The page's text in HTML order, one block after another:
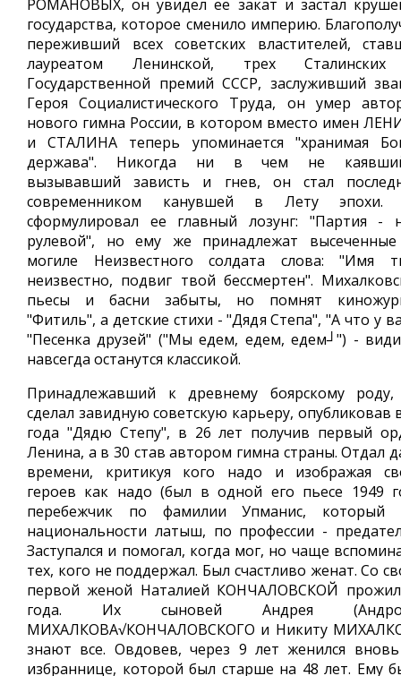
РОМАНОВЫХ, он увидел ее закат и застал
государства, которое сменило империю.
переживший всех советских властителей,
лауреатом Ленинской, трех
Государственной премий СССР, заслуживший
Героя Социалистического Труда, он умер
нового гимна России, в котором вместо имен
и СТАЛИНА теперь упоминается "хранимая
держава". Никогда ни в чем не
вызывавший зависть и гнев, он стал
современником канувшей в Лету эпохи.
сформулировал ее главный лозунг: "Партия -
рулевой", но ему же принадлежат
могиле Неизвестного солдата слова: "Имя
неизвестно, подвиг твой бессмертен".
пьесы и басни забыты, но помнят
"Фитиль", а детские стихи - "Дядя Степа", "А что у
"Песенка друзей" ("Мы едем, едем, едем┘") -
навсегда останутся классикой.
Принадлежавший к древнему боярскому
сделал завидную советскую карьеру, опубликовав
года "Дядю Степу", в 26 лет получив первый
Ленина, а в 30 став автором гимна страны. Отдал
времени, критикуя кого надо и изображая
героев как надо (был в одной его пьесе 1949
перебежчик по фамилии Упманис, который
национальности латыш, по профессии -
Заступался и помогал, когда мог, но чаще
тех, кого не поддержал. Был счастливо женат. Со
первой женой Наталией КОНЧАЛОВСКОЙ
года. Их сыновей Андрея
МИХАЛКОВА√КОНЧАЛОВСКОГО и Никиту
знают все. Овдовев, через 9 лет женился
избраннице, которой был старше на 48 лет. Ему